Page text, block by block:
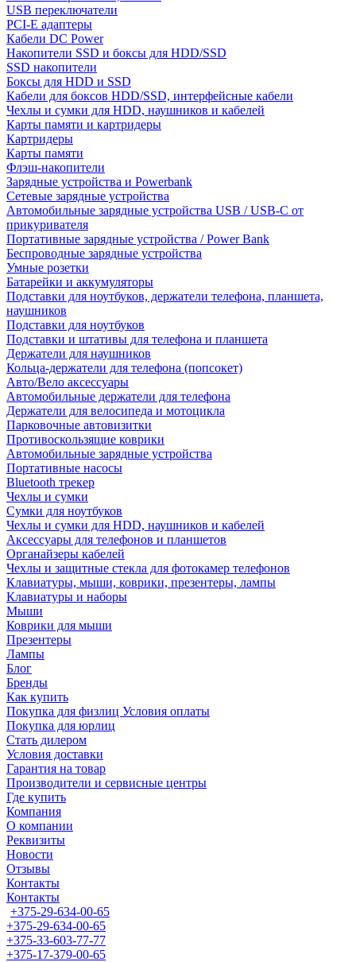
USB переключатели
PCI-E адаптеры
Кабели DC Power
Накопители SSD и боксы для HDD/SSD
SSD накопители
Боксы для HDD и SSD
Кабели для боксов HDD/SSD, интерфейсные кабели
Чехлы и сумки для HDD, наушников и кабелей
Карты памяти и картридеры
Картридеры
Карты памяти
Флэш-накопители
Зарядные устройства и Powerbank
Сетевые зарядные устройства
Автомобильные зарядные устройства USB / USB-C от
прикуривателя
Портативные зарядные устройства / Power Bank
Беспроводные зарядные устройства
Умные розетки
Батарейки и аккумуляторы
Подставки для ноутбуков, держатели телефона, планшета,
наушников
Подставки для ноутбуков
Подставки и штативы для телефона и планшета
Держатели для наушников
Кольца-держатели для телефона (попсокет)
Авто/Вело аксессуары
Автомобильные держатели для телефона
Держатели для велосипеда и мотоцикла
Парковочные автовизитки
Противоскользящие коврики
Автомобильные зарядные устройства
Портативные насосы
Bluetooth трекер
Чехлы и сумки
Сумки для ноутбуков
Чехлы и сумки для HDD, наушников и кабелей
Аксессуары для телефонов и планшетов
Органайзеры кабелей
Чехлы и защитные стекла для фотокамер телефонов
Клавиатуры, мыши, коврики, презентеры, лампы
Клавиатуры и наборы
Мыши
Коврики для мыши
Презентеры
Лампы
Блог
Бренды
Как купить
Покупка для физлиц Условия оплаты
Покупка для юрлиц
Стать дилером
Условия доставки
Гарантия на товар
Производители и сервисные центры
Где купить
Компания
О компании
Реквизиты
Новости
Отзывы
Контакты
Контакты
+375-29-634-00-65
+375-29-634-00-65
+375-33-603-77-77
+375-17-379-00-65